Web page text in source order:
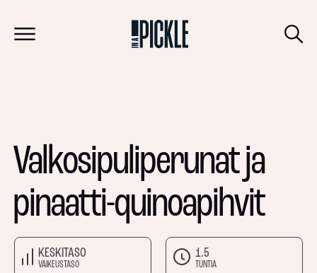
Valkosipuliperunat ja
pinaatti-quinoapihvit
KESKITASO
VAIKEUSTASO
1.5
TUNTIA